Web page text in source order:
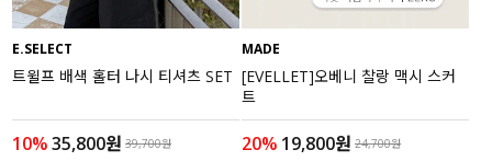
E.SELECT
트윌프 배색 홀터 나시 티셔츠 SET
10%35,800원 39,700원
MADE
[EVELLET]오베니 찰랑 맥시 스커
트
20% 19,800원 24,700원